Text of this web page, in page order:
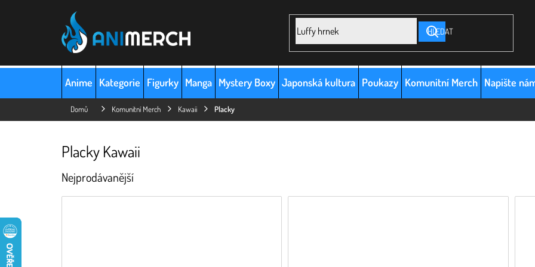
HLEDAT
Anime Kategorie Figurky Manga Mystery Boxy Japonská kultura Poukazy Komunitní Merch Napište
Domů Komunitní Merch Kawaii Placky
Placky Kawaii
Nejprodávanější